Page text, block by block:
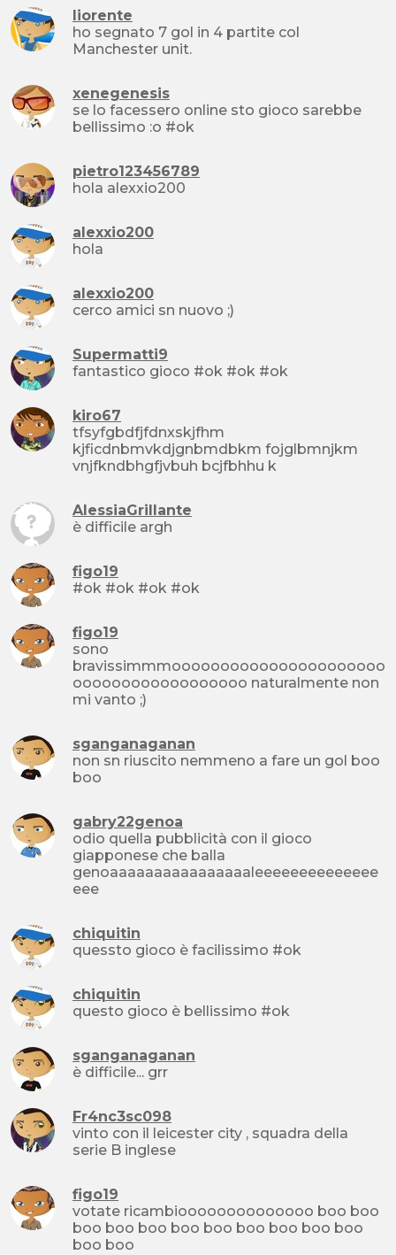
liorente
ho segnato 7 gol in 4 partite col
Manchester unit.
xenegenesis
se lo facessero online sto gioco sarebbe
bellissimo :o #ok
pietro123456789
hola alexxio200
alexxio200
hola
alexxio200
cerco amici sn nuovo ;)
Supermatti9
fantastico gioco #ok #ok #ok
kiro67
tfsyfgbdfjfdnxskjfhm
kjficdnbmvkdjgnbmdbkm fojglbmnjkm
vnjfkndbhgfjvbuh bcjfbhhu k
AlessiaGrillante
è difficile argh
figo19
#ok #ok #ok #ok
figo19
sono
bravissimmmoooooooooooooooooooooo
oooooooooooooooooo naturalmente non
mi vanto ;)
sganganaganan
non sn riuscito nemmeno a fare un gol boo
boo
gabry22genoa
odio quella pubblicità con il gioco
giapponese che balla
genoaaaaaaaaaaaaaaaaleeeeeeeeeeeeee
eee
chiquitin
quessto gioco è facilissimo #ok
chiquitin
questo gioco è bellissimo #ok
sganganaganan
è difficile... grr
Fr4nc3sc098
vinto con il leicester city , squadra della
serie B inglese
figo19
votate ricambioooooooooooooo boo boo
boo boo boo boo boo boo boo boo boo
boo boo